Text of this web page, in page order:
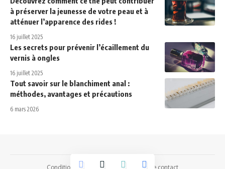
à préserver la jeunesse de votre peau et à
atténuer l’apparence des rides !
16 juillet 2025
Les secrets pour prévenir l’écaillement du
vernis à ongles
16 juillet 2025
Tout savoir sur le blanchiment anal :
méthodes, avantages et précautions
6 mars 2026
Conditions Générales d’Utilisation Page contact